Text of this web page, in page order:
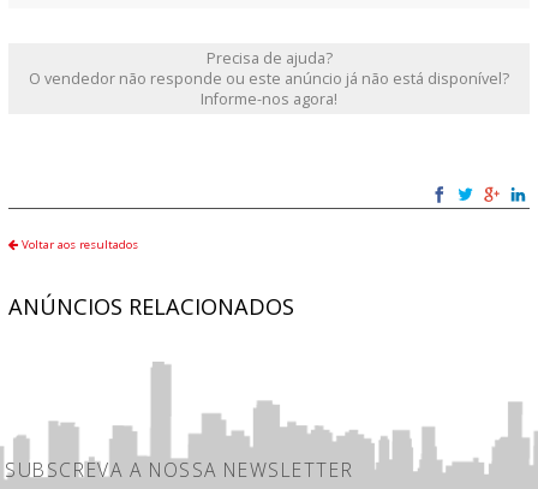
Precisa de ajuda?
O vendedor não responde ou este anúncio já não está disponível?
Informe-nos agora!
Voltar aos resultados
ANÚNCIOS RELACIONADOS
SUBSCREVA A NOSSA NEWSLETTER